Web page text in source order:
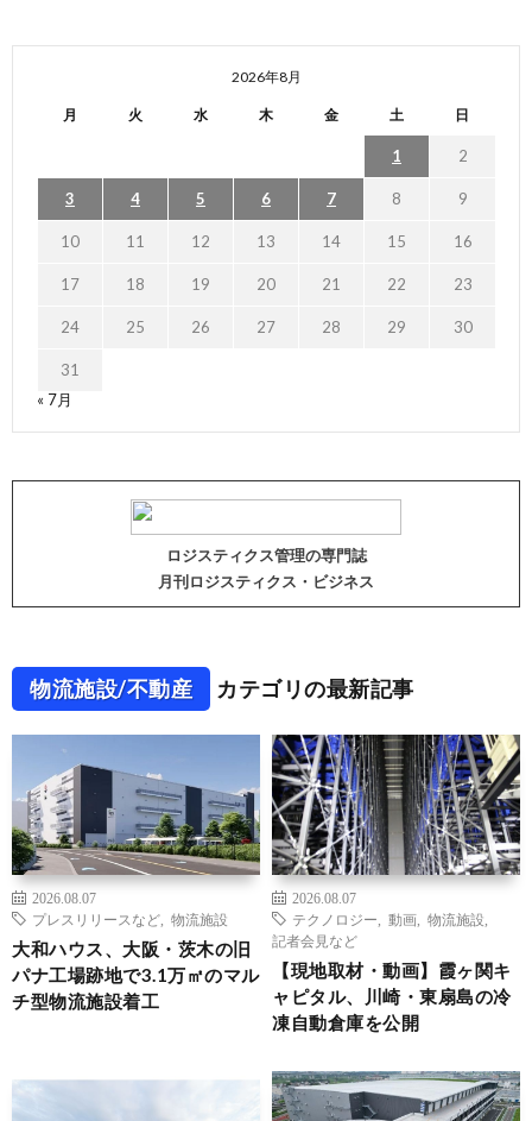
2026年8月
月 火 水 木 金 土 日
1 2
3 4 5 6 7 8 9
10 11 12 13 14 15 16
17 18 19 20 21 22 23
24 25 26 27 28 29 30
31
« 7月
ロジスティクス管理の専門誌
月刊ロジスティクス・ビジネス
物流施設/不動産 カテゴリの最新記事
2026.08.07
プレスリリースなど
物流施設
大和ハウス、大阪・茨木の旧
パナ工場跡地で3.1万㎡のマル
チ型物流施設着工
2026.08.07
テクノロジー
動画 物流施設
記者会見など
【現地取材・動画】霞ヶ関キ
ャピタル、川崎・東扇島の冷
凍自動倉庫を公開